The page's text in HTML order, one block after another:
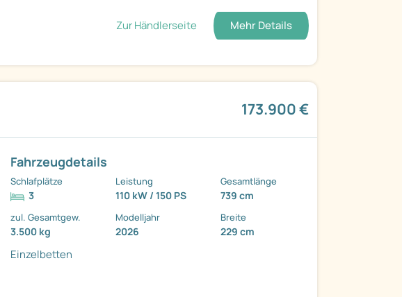
Zur Händlerseite Mehr Details
173.900 €
Fahrzeugdetails
Schlafplätze
3
Leistung
110 kW / 150 PS
Gesamtlänge
739 cm
zul. Gesamtgew.
3.500 kg
Modelljahr
2026
Breite
229 cm
Einzelbetten